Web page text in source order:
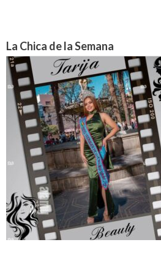
La Chica de la Semana